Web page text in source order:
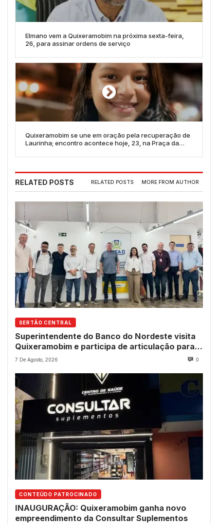
Elmano vem a Quixeramobim na próxima sexta-feira,
26, para assinar ordens de serviço
Quixeramobim se une em oração pela recuperação de
Laurinha; encontro acontece hoje, 23, na Praça da
RELATED POSTS RELATED POSTS MORE FROM AUTHOR
SERTÃO CENTRAL
Superintendente do Banco do Nordeste visita
Quixeramobim e participa de articulação para
avanço do futuro shopping
7 De Agosto, 2026 0
CONTEÚDO PATROCINADO
INAUGURAÇÃO: Quixeramobim ganha novo
empreendimento da Consultar Suplementos